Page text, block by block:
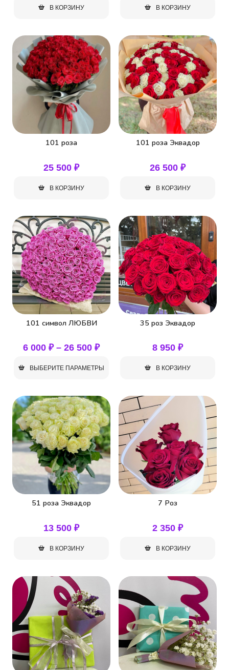
В КОРЗИНУ В КОРЗИНУ
101 роза
25 500 ₽
В КОРЗИНУ
101 роза Эквадор
26 500 ₽
В КОРЗИНУ
101 символ ЛЮБВИ
6 000 ₽ – 26 500 ₽Диапазон
6
–
26
500 ₽
ВЫБЕРИТЕ ПАРАМЕТРЫ
товар
имеет
несколько
вариаций.
Опции
можно
выбрать
на
странице
товара.
35 роз Эквадор
8 950 ₽
В КОРЗИНУ
51 роза Эквадор
13 500 ₽
В КОРЗИНУ
7 Роз
2 350 ₽
В КОРЗИНУ